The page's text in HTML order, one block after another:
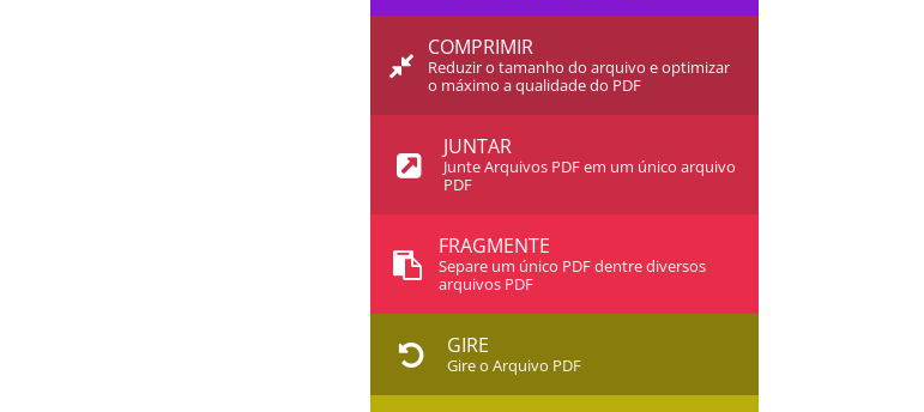
COMPRIMIR
Reduzir o tamanho do arquivo e optimizar
o máximo a qualidade do PDF
JUNTAR
Junte Arquivos PDF em um único arquivo
PDF
FRAGMENTE
Separe um único PDF dentre diversos
arquivos PDF
GIRE
Gire o Arquivo PDF